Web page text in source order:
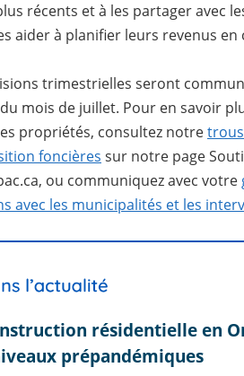
récents et à les partager avec
aider à planifier leurs revenus en
trimestrielles seront
mois de juillet. Pour en savoir
propriétés, consultez notre
foncières sur notre page
ou communiquez avec votre
avec les municipalités et les
résidentielle en
prépandémiques